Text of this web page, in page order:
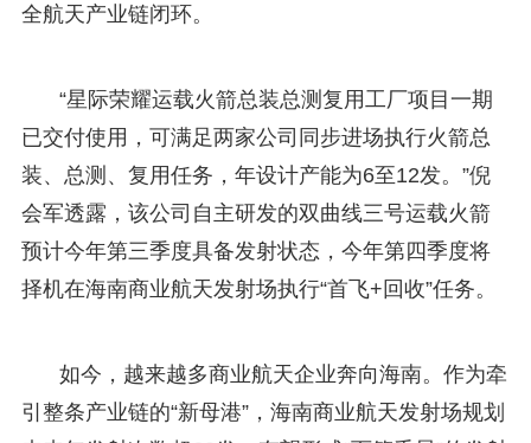
全航天产业链闭环。
“星际荣耀运载火箭总装总测复用工厂项目一期
已交付使用，可满足两家公司同步进场执行火箭总
装、总测、复用任务，年设计产能为6至12发。”倪
会军透露，该公司自主研发的双曲线三号运载火箭
预计今年第三季度具备发射状态，今年第四季度将
择机在海南商业航天发射场执行“首飞+回收”任务。
如今，越来越多商业航天企业奔向海南。作为牵
引整条产业链的“新母港”，海南商业航天发射场规划